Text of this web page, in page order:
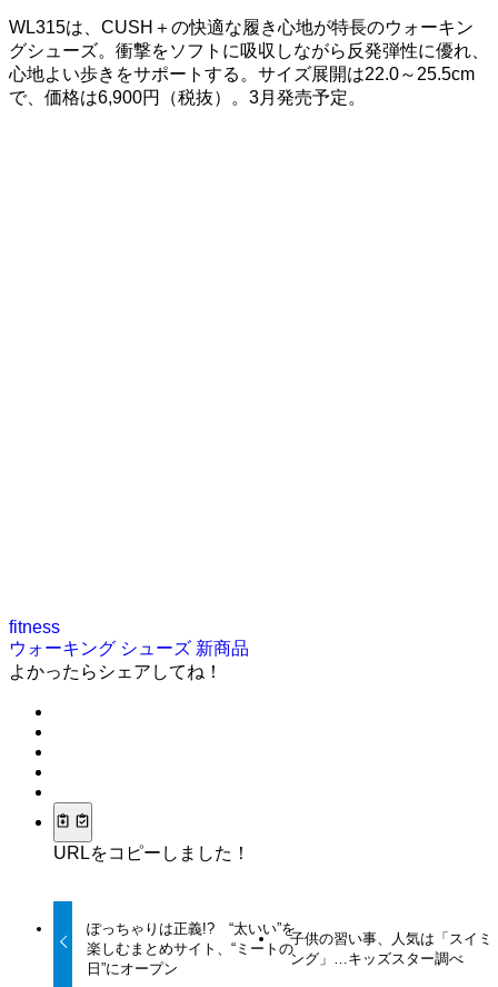
WL315は、CUSH＋の快適な履き心地が特長のウォーキン
グシューズ。衝撃をソフトに吸収しながら反発弾性に優れ、
心地よい歩きをサポートする。サイズ展開は22.0～25.5cm
で、価格は6,900円（税抜）。3月発売予定。
fitness
ウォーキング シューズ 新商品
よかったらシェアしてね！
URLをコピーしました！
ぽっちゃりは正義!? “太いい”を
楽しむまとめサイト、“ミートの
日”にオープン
子供の習い事、人気は「スイミ
ング」…キッズスター調べ